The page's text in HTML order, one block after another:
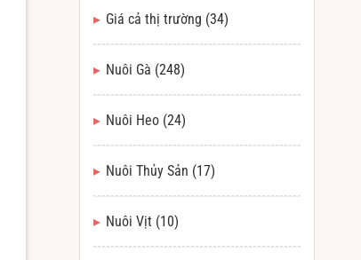
Giá cả thị trường (34)
Nuôi Gà (248)
Nuôi Heo (24)
Nuôi Thủy Sản (17)
Nuôi Vịt (10)